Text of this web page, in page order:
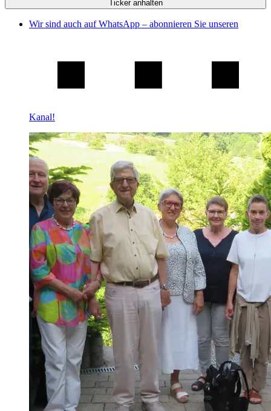
Ticker anhalten
Wir sind auch auf WhatsApp – abonnieren Sie unseren
Kanal!